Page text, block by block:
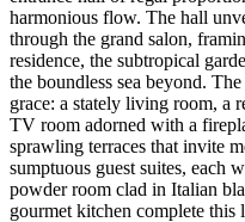
harmonious flow. The hall
through the grand salon,
residence, the subtropical
the boundless sea beyond.
grace: a stately living room, a
TV room adorned with a
sprawling terraces that invite
sumptuous guest suites, each
powder room clad in Italian
gourmet kitchen complete